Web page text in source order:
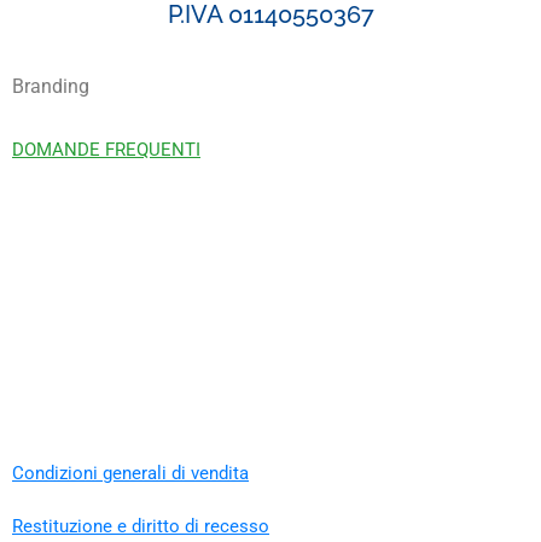
P.IVA 01140550367
Branding
DOMANDE FREQUENTI
Condizioni generali di vendita
Restituzione e diritto di recesso